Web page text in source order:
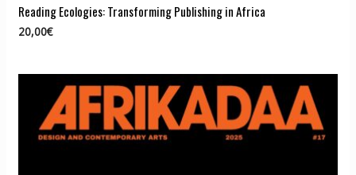
Reading Ecologies: Transforming Publishing in Africa
20,00€